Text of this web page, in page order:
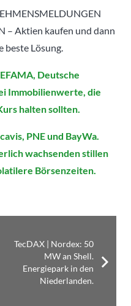
– Aktien kaufen und dann
beste Lösung.
Deutsche
Immobilienwerte, die
halten sollten.
PNE und BayWa.
wachsenden stillen
Börsenzeiten.
TecDAX | Nordex: 50
MW an Shell.
Energiepark in den
Niederlanden.